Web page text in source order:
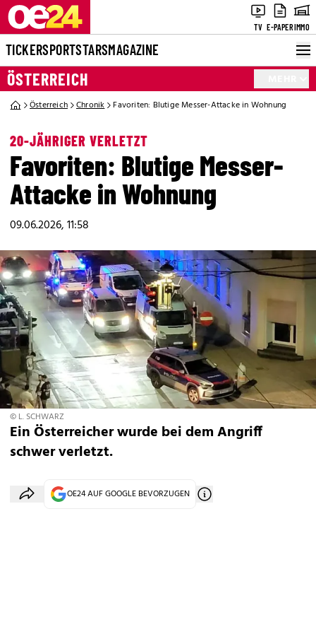
TV E-PAPERIMMO
TICKERSPORTSTARSMAGAZINE
ÖSTERREICH
Österreich Chronik Favoriten: Blutige Messer-Attacke in Wohnung
20-JÄHRIGER VERLETZT
Favoriten: Blutige Messer-
Attacke in Wohnung
09.06.2026, 11:58
© L. SCHWARZ
Ein Österreicher wurde bei dem Angriff
schwer verletzt.
OE24 AUF GOOGLE BEVORZUGEN